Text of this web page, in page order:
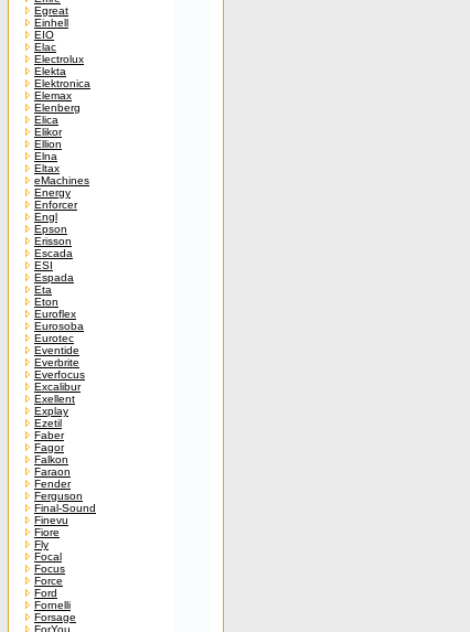
Egreat
Einhell
EIO
Elac
Electrolux
Elekta
Elektronica
Elemax
Elenberg
Elica
Elikor
Ellion
Elna
Eltax
eMachines
Energy
Enforcer
Engl
Epson
Erisson
Escada
ESI
Espada
Eta
Eton
Euroflex
Eurosoba
Eurotec
Eventide
Everbrite
Everfocus
Excalibur
Exellent
Explay
Ezetil
Faber
Fagor
Falkon
Faraon
Fender
Ferguson
Final-Sound
Finevu
Fiore
Fly
Focal
Focus
Force
Ford
Fornelli
Forsage
ForYou